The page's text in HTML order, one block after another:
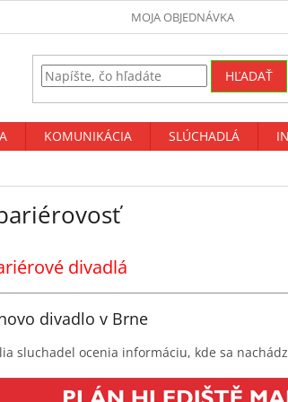
MOJA OBJEDNÁVKA
HĽADAŤ
KOMUNIKÁCIA SLÚCHADLÁ
divadlá
divadlo v Brne
sluchadel ocenia informáciu, kde sa